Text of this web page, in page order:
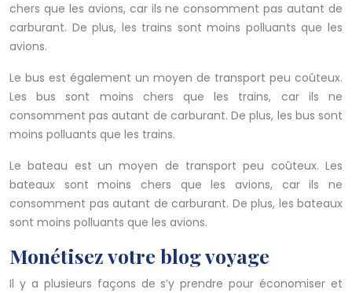
chers que les avions, car ils ne consomment pas autant de
carburant. De plus, les trains sont moins polluants que les
avions.
Le bus est également un moyen de transport peu coûteux.
Les bus sont moins chers que les trains, car ils ne
consomment pas autant de carburant. De plus, les bus sont
moins polluants que les trains.
Le bateau est un moyen de transport peu coûteux. Les
bateaux sont moins chers que les avions, car ils ne
consomment pas autant de carburant. De plus, les bateaux
sont moins polluants que les avions.
Monétisez votre blog voyage
Il y a plusieurs façons de s’y prendre pour économiser et